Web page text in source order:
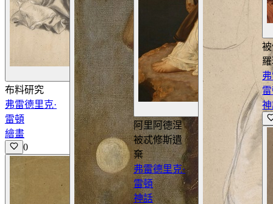
查看詳情
布料研究
弗雷德里克·
雷頓
繪畫
0
阿里阿德涅
被忒修斯遺
棄
弗雷德里克·
雷頓
神話